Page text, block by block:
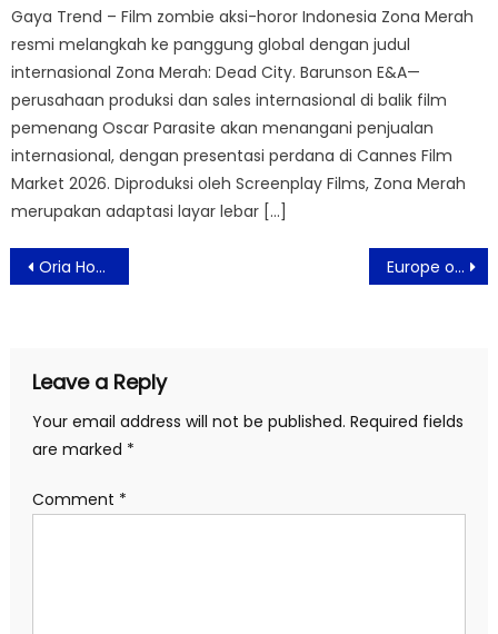
Gaya Trend – Film zombie aksi-horor Indonesia Zona Merah
resmi melangkah ke panggung global dengan judul
internasional Zona Merah: Dead City. Barunson E&A—
perusahaan produksi dan sales internasional di balik film
pemenang Oscar Parasite akan menangani penjualan
internasional, dengan presentasi perdana di Cannes Film
Market 2026. Diproduksi oleh Screenplay Films, Zona Merah
merupakan adaptasi layar lebar […]
Post
navigation
Oria Hotel Jakarta Gandeng Sky Megah Enterprise, Hadirkan Pameran Wedding Eksklusif di Jakarta Europe on Screen 2026 Kembali Digelar, Tampilkan 55 Film Eropa Gratis di 8 Kota
Leave a Reply
Your email address will not be published. Required fields
are marked *
Comment *